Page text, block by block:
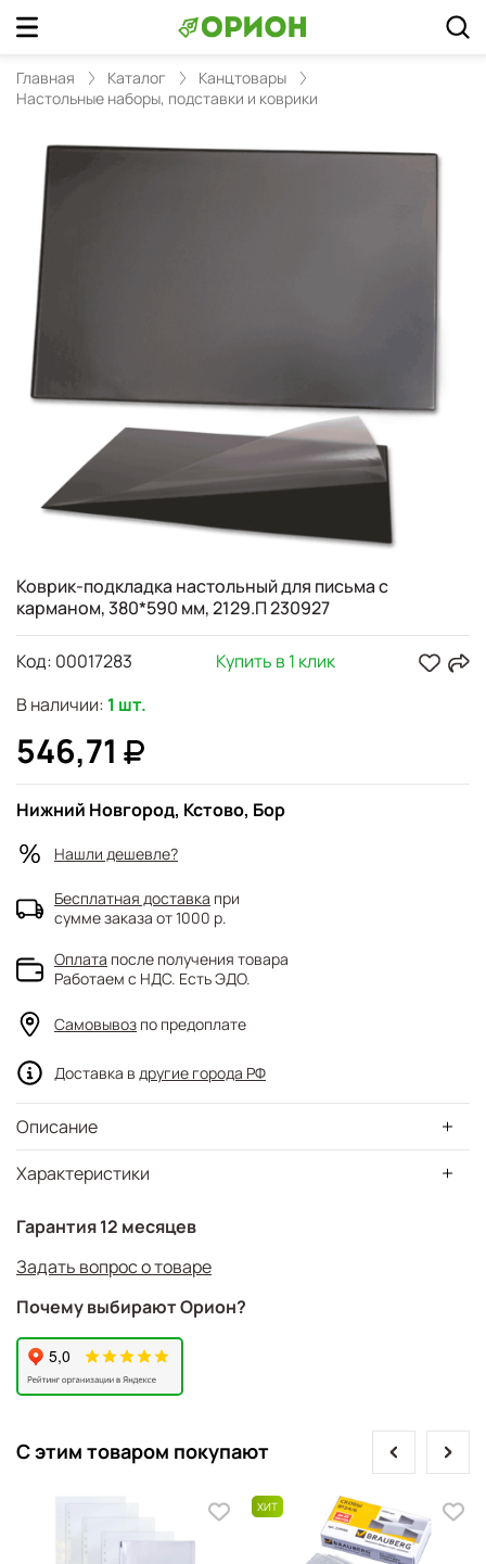
Главная Каталог
Канцтовары
Настольные наборы, подставки и коврики
Коврик-подкладка настольный для письма с
карманом, 380*590 мм, 2129.П 230927
Характеристики
Описание
Гарантия 12 месяцев
Задать вопрос о товаре
Почему выбирают Орион?
В наличии: 1 шт.
546,71
Код: 00017283 Купить в 1 клик
Нижний Новгород, Кстово, Бор
Нашли дешевле?
Бесплатная доставка при
сумме заказа от 1000 р.
Оплата после получения товара
Работаем с НДС. Есть ЭДО.
Самовывоз по предоплате
Доставка в другие города РФ
С этим товаром покупают
prev next